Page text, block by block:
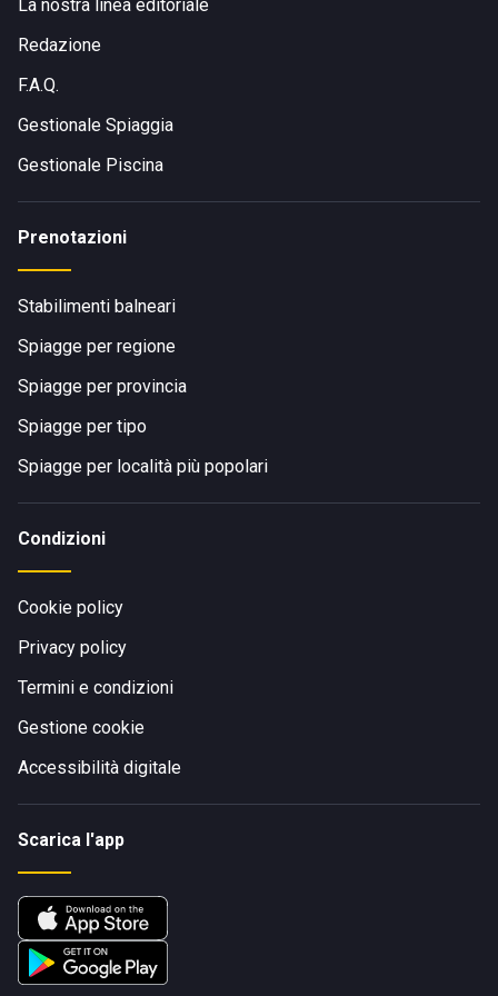
La nostra linea editoriale
Redazione
F.A.Q.
Gestionale Spiaggia
Gestionale Piscina
Prenotazioni
Stabilimenti balneari
Spiagge per regione
Spiagge per provincia
Spiagge per tipo
Spiagge per località più popolari
Condizioni
Cookie policy
Privacy policy
Termini e condizioni
Gestione cookie
Accessibilità digitale
Scarica l'app